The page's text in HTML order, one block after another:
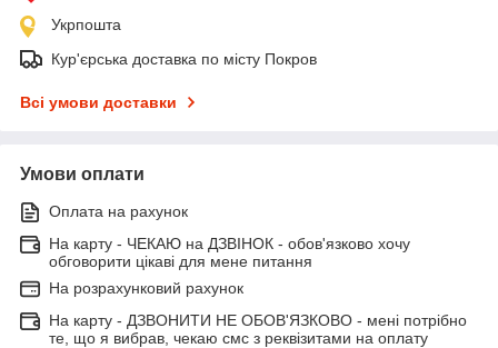
Укрпошта
Кур'єрська доставка по місту Покров
Всі умови доставки
Умови оплати
Оплата на рахунок
На карту - ЧЕКАЮ на ДЗВІНОК - обов'язково хочу
обговорити цікаві для мене питання
На розрахунковий рахунок
На карту - ДЗВОНИТИ НЕ ОБОВ'ЯЗКОВО - мені потрібно
те, що я вибрав, чекаю смс з реквізитами на оплату